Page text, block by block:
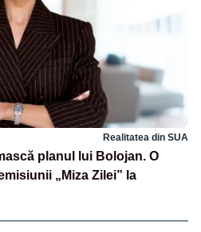
Realitatea din SUA
planul lui Bolojan. O
„Miza Zilei” la